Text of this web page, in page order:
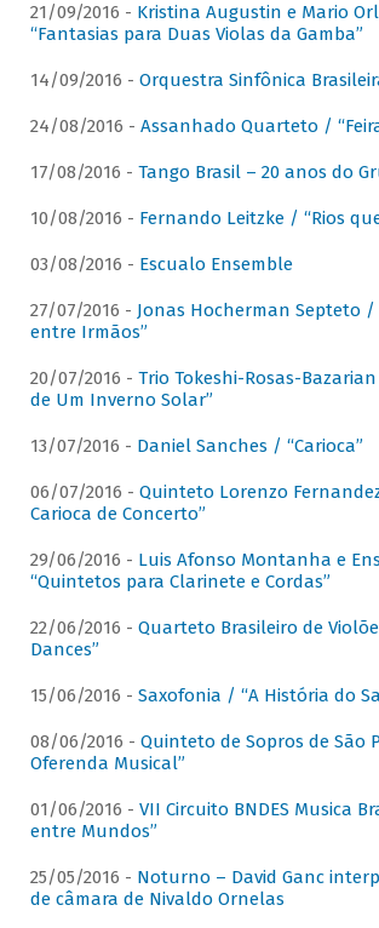
21/09/2016 - Kristina Augustin e Mario
“Fantasias para Duas Violas da Gamba”
14/09/2016 - Orquestra Sinfônica
24/08/2016 - Assanhado Quarteto /
17/08/2016 - Tango Brasil – 20 anos do
10/08/2016 - Fernando Leitzke / “Rios
03/08/2016 - Escualo Ensemble
27/07/2016 - Jonas Hocherman Septeto /
entre Irmãos”
20/07/2016 - Trio Tokeshi-Rosas-
de Um Inverno Solar”
13/07/2016 - Daniel Sanches / “Carioca”
06/07/2016 - Quinteto Lorenzo
Carioca de Concerto”
29/06/2016 - Luis Afonso Montanha e
“Quintetos para Clarinete e Cordas”
22/06/2016 - Quarteto Brasileiro de
Dances”
15/06/2016 - Saxofonia / “A História do
08/06/2016 - Quinteto de Sopros de São
Oferenda Musical”
01/06/2016 - VII Circuito BNDES Musica
entre Mundos”
25/05/2016 - Noturno – David Ganc
de câmara de Nivaldo Ornelas